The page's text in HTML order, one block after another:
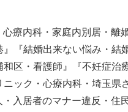
療内科・家庭内別居・離
『結婚出来ない悩み・結
区・看護師』『不妊症治
ック・心療内科・埼玉県
入居者のマナー違反・住